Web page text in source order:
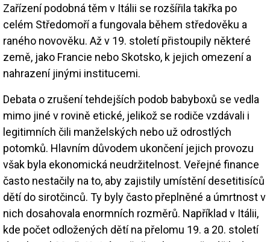
Zařízení podobná těm v Itálii se rozšířila takřka po
celém Středomoří a fungovala během středověku a
raného novověku. Až v 19. století přistoupily některé
země, jako Francie nebo Skotsko, k jejich omezení a
nahrazení jinými institucemi.
Debata o zrušení tehdejších podob babyboxů se vedla
mimo jiné v rovině etické, jelikož se rodiče vzdávali i
legitimních čili manželských nebo už odrostlých
potomků. Hlavním důvodem ukončení jejich provozu
však byla ekonomická neudržitelnost. Veřejné finance
často nestačily na to, aby zajistily umístění desetitisíců
dětí do sirotčinců. Ty byly často přeplněné a úmrtnost v
nich dosahovala enormních rozměrů. Například v Itálii,
kde počet odložených dětí na přelomu 19. a 20. století